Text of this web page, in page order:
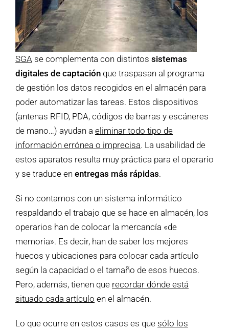
SGA se complementa con distintos sistemas
digitales de captación que traspasan al programa
de gestión los datos recogidos en el almacén para
poder automatizar las tareas. Estos dispositivos
(antenas RFID, PDA, códigos de barras y escáneres
de mano…) ayudan a eliminar todo tipo de
información errónea o imprecisa. La usabilidad de
estos aparatos resulta muy práctica para el operario
y se traduce en entregas más rápidas.
Si no contamos con un sistema informático
respaldando el trabajo que se hace en almacén, los
operarios han de colocar la mercancía «de
memoria». Es decir, han de saber los mejores
huecos y ubicaciones para colocar cada artículo
según la capacidad o el tamaño de esos huecos.
Pero, además, tienen que recordar dónde está
situado cada artículo en el almacén.
Lo que ocurre en estos casos es que sólo los